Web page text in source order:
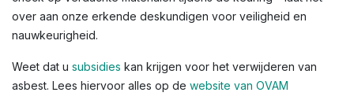
asbest, maar ontbreken betekent niet veilig). Raak verdachte
materialen nooit aan zonder bescherming, want DIY-inspectie
is riskant en kan vezels vrijlaten, wat gezondheidsrisico's
veroorzaakt. De enige betrouwbare methode is een
professionele inspectie met eventuele laboanalyse (PLM of